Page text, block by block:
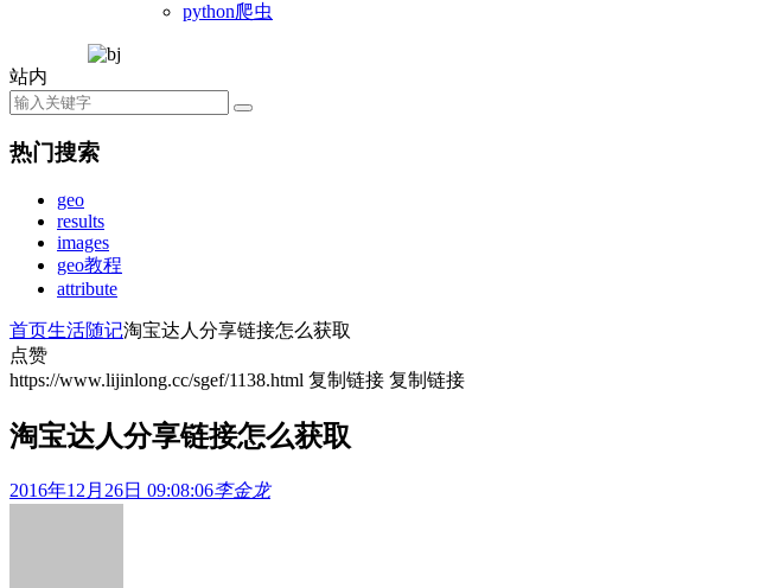
python爬虫
站内
热门搜索
geo
results
images
geo教程
attribute
首页生活随记淘宝达人分享链接怎么获取
点赞
https://www.lijinlong.cc/sgef/1138.html 复制链接 复制链接
淘宝达人分享链接怎么获取
2016年12月26日 09:08:06李金龙